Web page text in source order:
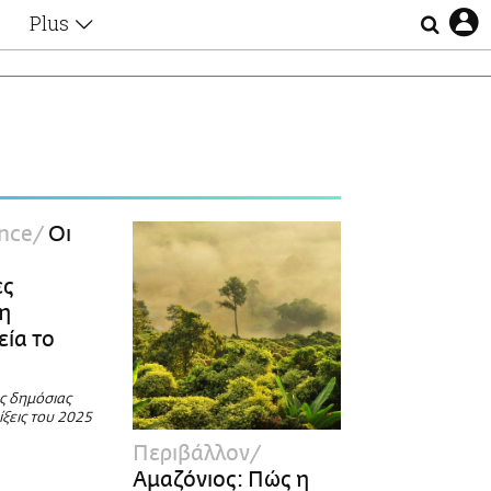
Plus
Οι Αθηναίοι
Οι
το
δημόσιας
του 2025
Περιβάλλον
Αμαζόνιος: Πώς η